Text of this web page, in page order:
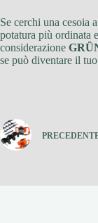
Se cerchi una cesoia
potatura più ordinata
considerazione
se può diventare il